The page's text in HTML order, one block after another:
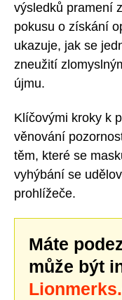
výsledků pramení
pokusu o získání
ukazuje, jak se
zneužití
újmu.
Klíčovými kroky k
věnování
těm, které se
vyhýbání se
prohlížeče.
Máte
může být